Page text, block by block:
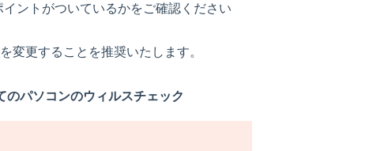
ントがついているかをご確認ください
変更することを推奨いたします。
パソコンのウィルスチェック